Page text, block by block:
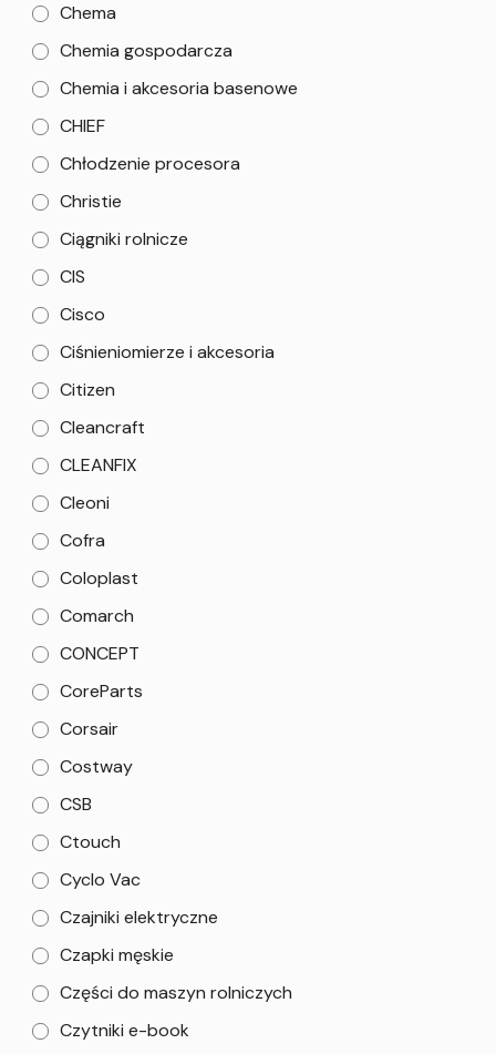
Chema
Chemia gospodarcza
Chemia i akcesoria basenowe
CHIEF
Chłodzenie procesora
Christie
Ciągniki rolnicze
CIS
Cisco
Ciśnieniomierze i akcesoria
Citizen
Cleancraft
CLEANFIX
Cleoni
Cofra
Coloplast
Comarch
CONCEPT
CoreParts
Corsair
Costway
CSB
Ctouch
Cyclo Vac
Czajniki elektryczne
Czapki męskie
Części do maszyn rolniczych
Czytniki e-book